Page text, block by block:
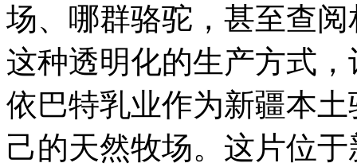
场、哪群骆驼，甚至查
这种透明化的生产方式
依巴特乳业作为新疆本
己的天然牧场。这片位